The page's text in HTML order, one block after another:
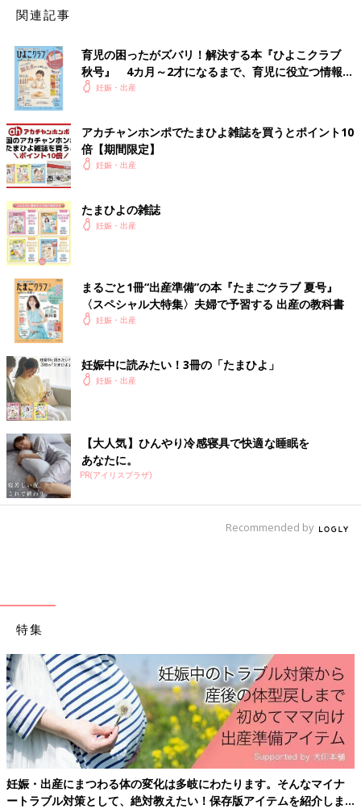
続いて2つめの便利ポイントは、水切りスリットがある側が少し
立ち上がっているところです。ピーマンやきゅうりなど丸くてこ
ろころ転がってしまいがちな食材のこぼれ落ちもしっかり防いで
くれますよ。
ポイント③ 吊り下げ収納ができる
な穴が開いていること。マグネットフック等と組み合わせてすっ
きり見せる収納もできます。
ちょこっとまな板のカラーはブラックとホワイトの2種類。なん
といっても1枚100円（税抜）のプチプラが魅力なので、複数枚
買ってお肉用と魚用・野菜用などで使い分けもおすすめです♪
料理の作業効率UP！伸縮自在の省スペースゴミ箱
関連記事
育児の困ったがズバリ！解決する本『ひよこクラブ
秋号』 4カ月～2才になるまで、育児に役立つ情報が
いっぱい！
妊娠・出産
アカチャンホンポでたまひよ雑誌を買うとポイント10
倍【期間限定】
妊娠・出産
たまひよの雑誌
妊娠・出産
まるごと1冊“出産準備”の本『たまごクラブ 夏号』
〈スペシャル大特集〉夫婦で予習する 出産の教科書
妊娠・出産
妊娠中に読みたい！3冊の「たまひよ」
妊娠・出産
【大人気】ひんやり冷感寝具で快適な睡眠を
あなたに。
PR(アイリスプラザ)
Recommended by
特集
妊娠・出産にまつわる体の変化は多岐にわたります。そんなマイナ
ートラブル対策として、絶対教えたい！保存版アイテムを紹介しま